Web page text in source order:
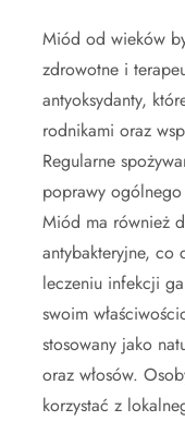
Miód od wieków
zdrowotne i
antyoksydanty,
rodnikami oraz
Regularne
poprawy
Miód ma również
antybakteryjne, co
leczeniu infekcji
swoim
stosowany jako
oraz włosów.
korzystać z